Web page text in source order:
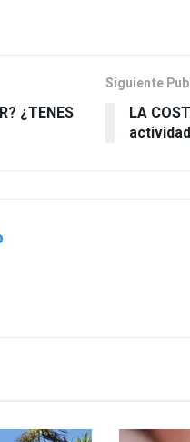
¿TENES
Siguiente
LA